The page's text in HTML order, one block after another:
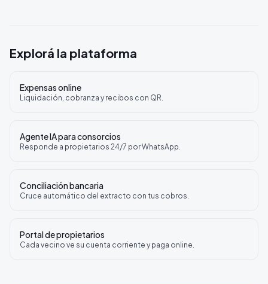
Explorá la plataforma
Expensas online
Liquidación, cobranza y recibos con QR.
Agente IA para consorcios
Responde a propietarios 24/7 por WhatsApp.
Conciliación bancaria
Cruce automático del extracto con tus cobros.
Portal de propietarios
Cada vecino ve su cuenta corriente y paga online.